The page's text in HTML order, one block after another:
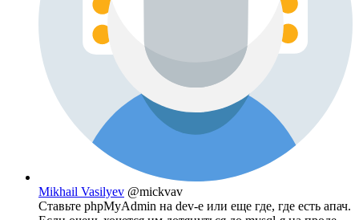
Mikhail Vasilyev @mickvav
Ставьте phpMyAdmin на dev-е или еще где, где есть апач.